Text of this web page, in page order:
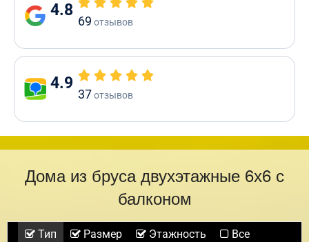
4.8
69 отзывов
4.9
37отзывов
Дома из бруса двухэтажные 6х6 с
балконом
Тип Размер Этажность Все